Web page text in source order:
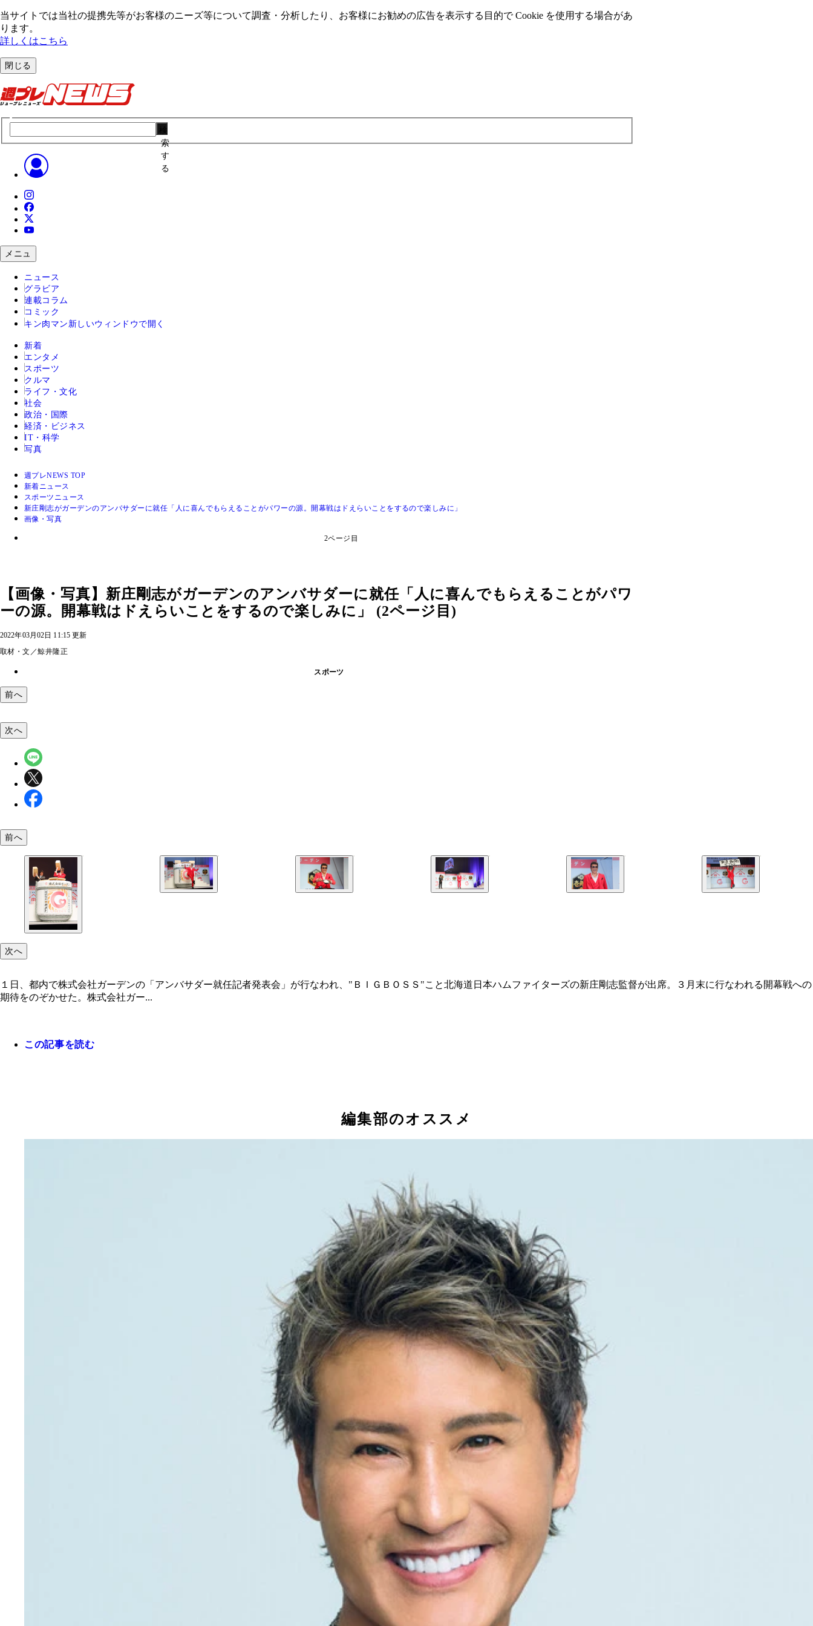
当サイトでは当社の提携先等がお客様のニーズ等について調査・分析したり、お客様にお勧めの広告を表⽰する⽬的で Cookie を使⽤する場合があ
ります。
詳しくはこちら
閉じる
索
す
る
メニュ
ニュース
グラビア
連載コラム
コミック
キン肉マン 新しいウィンドウで開く
新着
エンタメ
スポーツ
クルマ
ライフ・文化
社会
政治・国際
経済・ビジネス
IT・科学
写真
週プレNEWS TOP
新着ニュース
スポーツニュース
新庄剛志がガーデンのアンバサダーに就任「人に喜んでもらえることがパワーの源。開幕戦はドえらいことをするので楽しみに」
画像・写真
2ページ目
【画像・写真】新庄剛志がガーデンのアンバサダーに就任「人に喜んでもらえることがパワ
ーの源。開幕戦はドえらいことをするので楽しみに」 (2ページ目)
2022年03月02日 11:15 更新
取材・文／鯨井隆正
スポーツ
前へ
次へ
前へ
次へ
１日、都内で株式会社ガーデンの「アンバサダー就任記者発表会」が行なわれ、"ＢＩＧＢＯＳＳ"こと北海道日本ハムファイターズの新庄剛志監督が出席。３月末に行なわれる開幕戦への
期待をのぞかせた。株式会社ガー...
この記事を読む
編集部のオススメ